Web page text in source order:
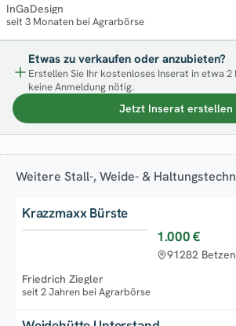
InGaDesign
seit 3 Monaten bei Agrarbörse
Etwas zu verkaufen oder anzubieten?
Erstellen Sie Ihr kostenloses Inserat in etwa
keine Anmeldung nötig.
Jetzt Inserat erstellen
Weitere Stall-, Weide- &
Krazzmaxx Bürste
1.000 €
91282
Friedrich Ziegler
seit 2 Jahren bei Agrarbörse